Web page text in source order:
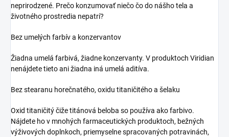
neprirodzené. Prečo konzumovať niečo čo do nášho tela a
životného prostredia nepatrí?
Bez umelých farbív a konzervantov
Žiadna umelá farbivá, žiadne konzervanty. V produktoch Viridian
nenájdete tieto ani žiadna iná umelá aditíva.
Bez stearanu horečnatého, oxidu titaničitého a šelaku
Oxid titaničitý čiže titánová beloba so používa ako farbivo.
Nájdete ho v mnohých farmaceutických produktoch, bežných
výživových doplnkoch, priemyselne spracovaných potravinách,